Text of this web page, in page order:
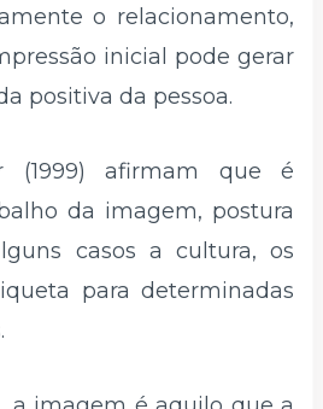
o relacionamento,
inicial pode gerar
positiva da pessoa.
(1999) afirmam que é
da imagem, postura
casos a cultura, os
para determinadas